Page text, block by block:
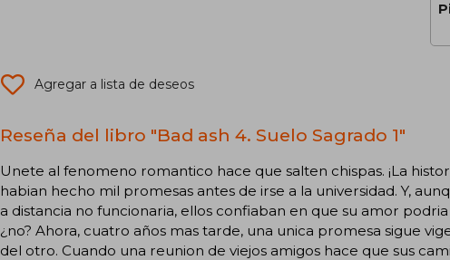
Agregar a lista de deseos
Reseña del libro "Bad ash 4. Suelo Sagrado 1"
Unete al fenomeno romantico hace que salten chispas. ¡La
habian hecho mil promesas antes de irse a la universidad. Y,
a distancia no funcionaria, ellos confiaban en que su amor
¿no? Ahora, cuatro años mas tarde, una unica promesa sigue
del otro. Cuando una reunion de viejos amigos hace que sus